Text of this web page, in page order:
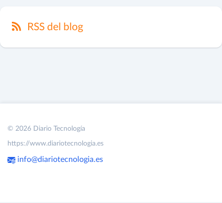
RSS del blog
© 2026 Diario Tecnología
https://www.diariotecnologia.es
info@diariotecnologia.es